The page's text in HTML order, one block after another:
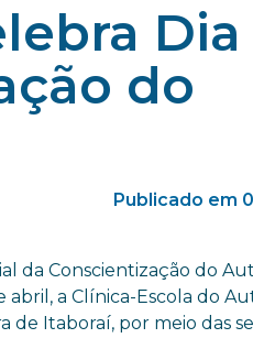
Dia
do
Publicado em
da Conscientização do
a Clínica-Escola do
Itaboraí, por meio das